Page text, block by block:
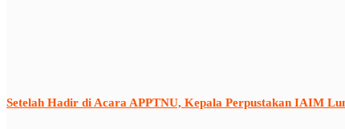
Setelah Hadir di Acara APPTNU, Kepala Perpustakan IAIM